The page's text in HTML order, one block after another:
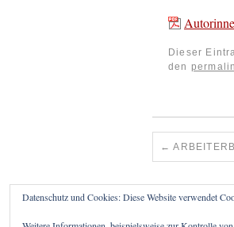
Dieser
den
←
Datenschutz und Cookies: Diese Website verwendet